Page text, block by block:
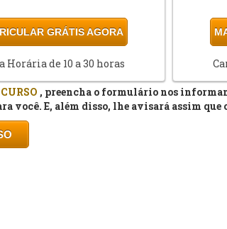
GRÁTIS AGORA
Horária de 10 a 30 horas
CURSO , preencha o formulário nos
você. E, além disso, lhe avisará assim